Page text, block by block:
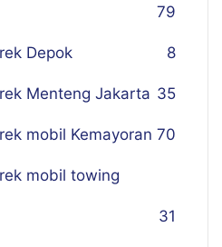
79
Depok 8
Menteng Jakarta 35
mobil Kemayoran 70
mobil towing
31